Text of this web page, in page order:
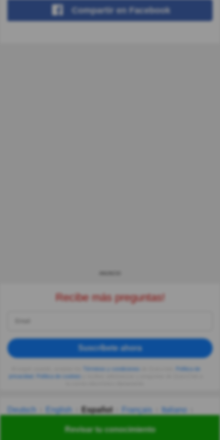
Revisar tu conocimiento
Compartir en Facebook
Recibe más preguntas!
Suscríbete ahora
privacidad
Deutsch English Español Français
Italiano
Українська हिन्दी 한국어 汉语